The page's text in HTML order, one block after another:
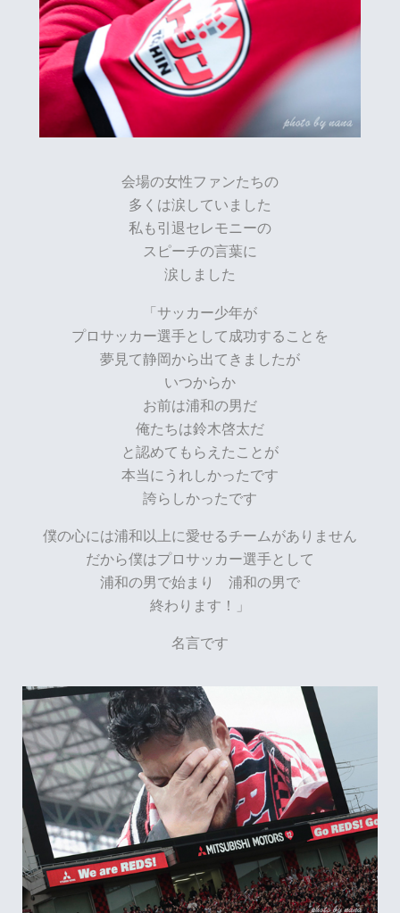
会場の女性ファンたちの
多くは涙していました
私も引退セレモニーの
スピーチの言葉に
涙しました
「サッカー少年が
プロサッカー選手として成功することを
夢見て静岡から出てきましたが
いつからか
お前は浦和の男だ
俺たちは鈴木啓太だ
と認めてもらえたことが
本当にうれしかったです
誇らしかったです
僕の心には浦和以上に愛せるチームがありません
だから僕はプロサッカー選手として
浦和の男で始まり 浦和の男で
終わります！」
名言です